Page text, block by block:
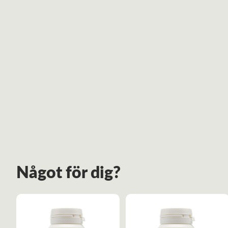
Något för dig?